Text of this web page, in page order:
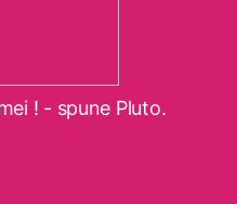
! - spune Pluto.